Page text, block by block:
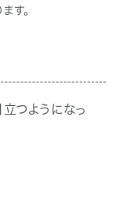
す。
立つようになっ